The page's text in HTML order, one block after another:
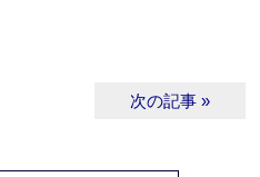
次の記事 »